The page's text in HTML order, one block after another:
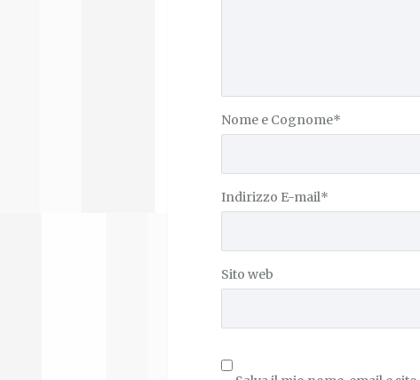
Nome e Cognome*
Indirizzo E-mail*
Sito web